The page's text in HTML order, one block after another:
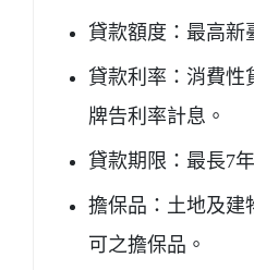
貸款額度：最高新
貸款利率：消費性
牌告利率計息。
貸款期限：最長7年
擔保品：土地及建
可之擔保品。